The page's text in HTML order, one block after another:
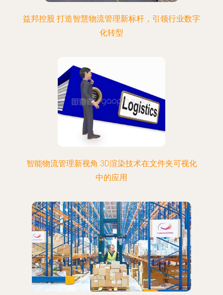
益邦控股 打造智慧物流管理新标杆，引领行业数字
化转型
智能物流管理新视角 3D渲染技术在文件夹可视化
中的应用